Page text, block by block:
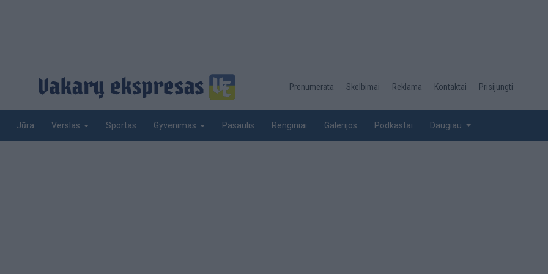
Desktop
top
Prenumerata Skelbimai Reklama Kontaktai Prisijungti
Jūra Verslas Sportas Gyvenimas Pasaulis Renginiai Galerijos Podkastai Daugiau